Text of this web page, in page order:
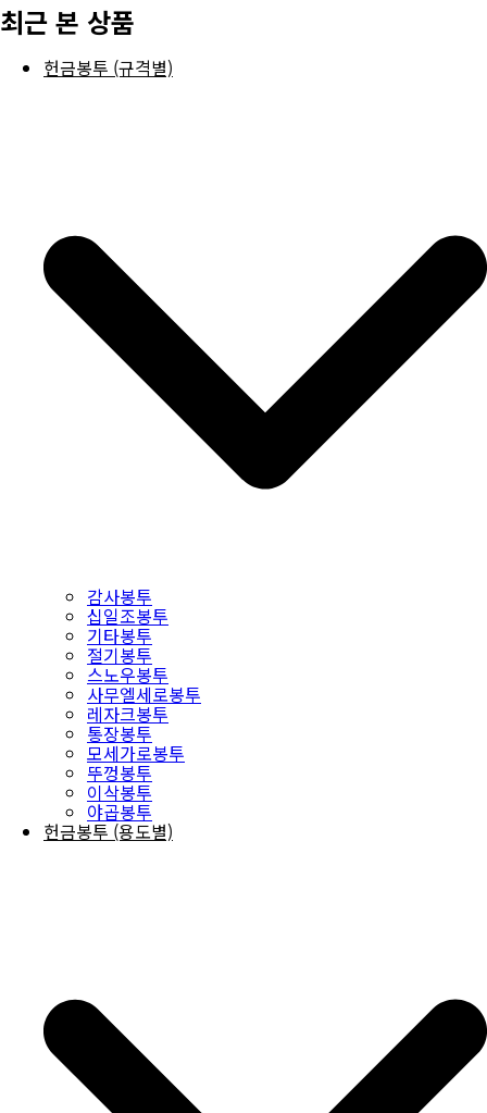
최근 본 상품
헌금봉투 (규격별)
감사봉투
십일조봉투
기타봉투
절기봉투
스노우봉투
사무엘세로봉투
레자크봉투
통장봉투
모세가로봉투
뚜껑봉투
이삭봉투
야곱봉투
헌금봉투 (용도별)